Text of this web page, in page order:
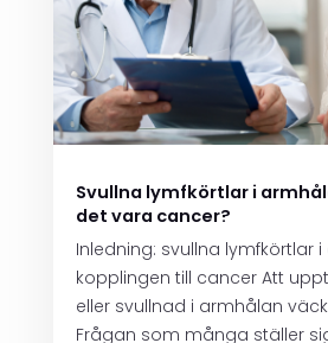
Svullna lymfkörtlar i
det vara cancer?
Inledning: svullna lymfkörtlar
kopplingen till cancer Att
eller svullnad i armhålan
Frågan som många ställer